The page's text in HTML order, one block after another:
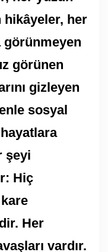
hikâyeler, her
görünmeyen
görünen
gizleyen
sosyal
şeyi
Hiç
Her
vardır.